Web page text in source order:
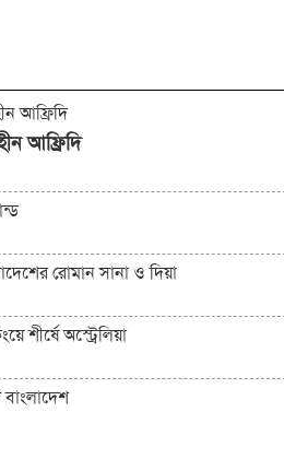
আফ্রিদি
রোমান সানা ও দিয়া
শীর্ষে অস্ট্রেলিয়া
বাংলাদেশ